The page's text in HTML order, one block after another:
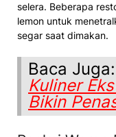
selera. Beberapa
lemon untuk
segar saat dimakan.
Baca Juga:
Kuliner
Bikin